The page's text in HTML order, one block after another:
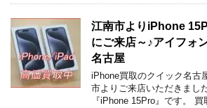
江南市よりiPhone
にご来店～♪アイフォ
名古屋
iPhone買取のクイック名古
市よりご来店いただきまし
『iPhone 15Pro』です。